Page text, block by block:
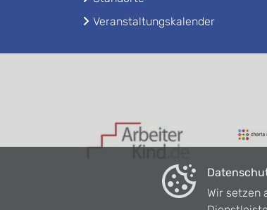
Veranstaltungskalender
Wir setzen